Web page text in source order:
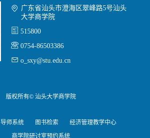
 广东省汕头市澄海区翠峰路5号汕头
大学商学院
 515800
 0754-86503386
 o_sxy@stu.edu.cn
版权所有© 汕头大学商学院
导师系统 图书检索
经济管理教学中心
商学院研讨室预约系统